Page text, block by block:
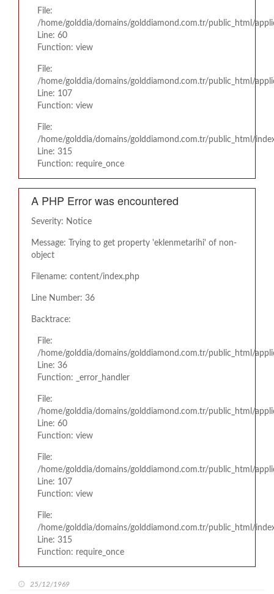
File:
/home/golddia/domains/golddiamond.com.tr/public_html/
Line: 60
Function: view
File:
/home/golddia/domains/golddiamond.com.tr/public_html/
Line: 107
Function: view
File:
/home/golddia/domains/golddiamond.com.tr/public_html/
Line: 315
Function: require_once
A PHP Error was encountered
Severity: Notice
Message: Trying to get property 'eklenmetarihi' of non-
object
Filename: content/index.php
Line Number: 36
Backtrace:
File:
/home/golddia/domains/golddiamond.com.tr/public_html/
Line: 36
Function: _error_handler
File:
/home/golddia/domains/golddiamond.com.tr/public_html/
Line: 60
Function: view
File:
/home/golddia/domains/golddiamond.com.tr/public_html/
Line: 107
Function: view
File:
/home/golddia/domains/golddiamond.com.tr/public_html/
Line: 315
Function: require_once
25/12/1969